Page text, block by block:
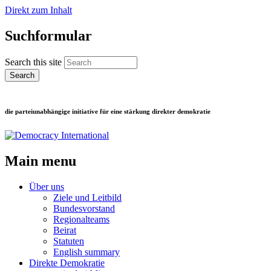
Direkt zum Inhalt
Suchformular
Search this site
die parteiunabhängige initiative für eine stärkung direkter demokratie
Main menu
Über uns
Ziele und Leitbild
Bundesvorstand
Regionalteams
Beirat
Statuten
English summary
Direkte Demokratie